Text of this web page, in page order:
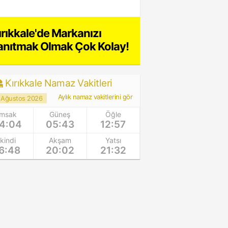
Markanızı
Olmak Çok Kolay!
Kırıkkale Namaz Vakitleri
2026 Aylık namaz vakitlerini gör
Güneş
05:43
Öğle
12:57
Akşam
20:02
Yatsı
21:32